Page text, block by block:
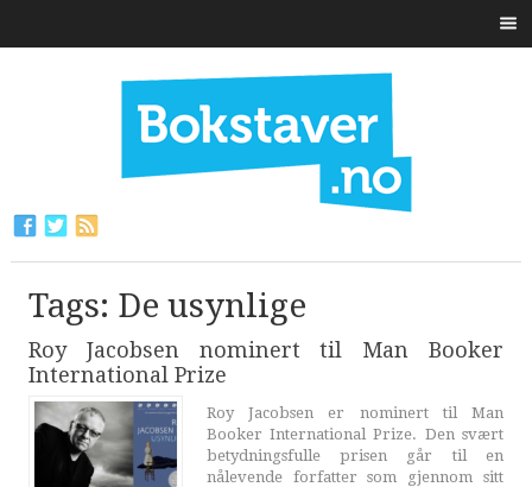
Tags: De usynlige
Roy Jacobsen nominert til Man Booker
International Prize
Roy Jacobsen er nominert til Man
Booker International Prize. Den svært
betydningsfulle prisen går til en
nålevende forfatter som gjennom sitt